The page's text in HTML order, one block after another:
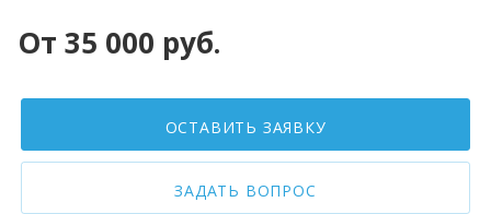
От 35 000 руб.
ОСТАВИТЬ ЗАЯВКУ
ЗАДАТЬ ВОПРОС